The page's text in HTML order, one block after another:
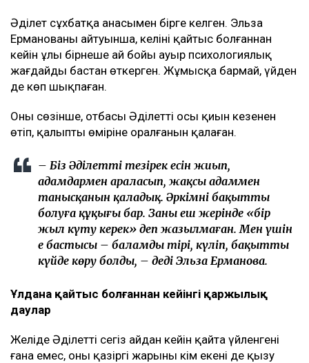
Әділет сұхбатқа анасымен бірге келген. Эльза
Ерманованың айтуынша, келіні қайтыс болғаннан
кейін ұлы бірнеше ай бойы ауыр психологиялық
жағдайды бастан өткерген. Жұмысқа бармай, үйден
де көп шықпаған.
Оның сөзінше, отбасы Әділеттің осы қиын кезеңнен
өтіп, қалыпты өміріне оралғанын қалаған.
– Біз Әділеттің тезірек есін жиып,
адамдармен араласып, жақсы адаммен
танысқанын қаладық. Әркімнің бақытты
болуға құқығы бар. Заңның еш жерінде «бір
жыл күту керек» деп жазылмаған. Мен үшін
ең бастысы – баламды тірі, күліп, бақытты
күйде көру болды, – деді Эльза Ерманова.
Ұлдана қайтыс болғаннан кейінгі қаржылық
даулар
Желіде Әділеттің сегіз айдан кейін қайта үйленгені
ғана емес, оның қазіргі жарының кім екені де қызу